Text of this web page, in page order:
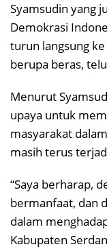
Syamsudin yang
Demokrasi
turun langsung
berupa beras,
Menurut
upaya untuk
masyarakat
masih terus
“Saya berharap,
bermanfaat, dan
dalam
Kabupaten